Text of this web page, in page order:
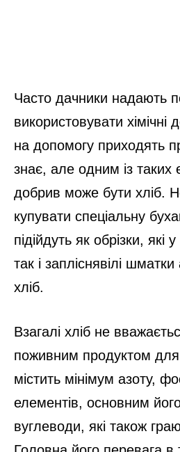
Часто дачники надають
використовувати хімічні
на допомогу приходять
знає, але одним із таких
добрив може бути хліб.
купувати спеціальну
підійдуть як обрізки,
так і запліснявілі
хліб.
Взагалі хліб не
поживним продуктом для
містить мінімум азоту,
елементів, основним
вуглеводи, які також